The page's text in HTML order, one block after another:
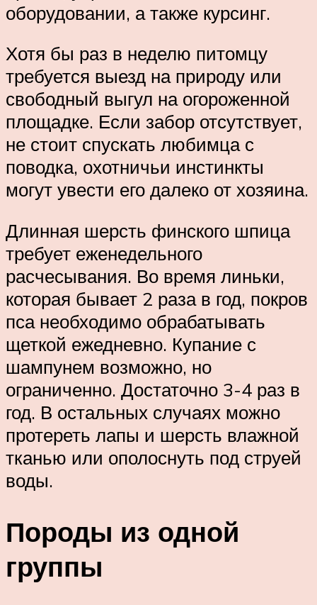
оборудовании, а также курсинг.
Хотя бы раз в неделю питомцу
требуется выезд на природу или
свободный выгул на огороженной
площадке. Если забор отсутствует,
не стоит спускать любимца с
поводка, охотничьи инстинкты
могут увести его далеко от хозяина.
Длинная шерсть финского шпица
требует еженедельного
расчесывания. Во время линьки,
которая бывает 2 раза в год, покров
пса необходимо обрабатывать
щеткой ежедневно. Купание с
шампунем возможно, но
ограниченно. Достаточно 3-4 раз в
год. В остальных случаях можно
протереть лапы и шерсть влажной
тканью или ополоснуть под струей
воды.
Породы из одной
группы